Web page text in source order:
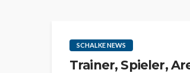
SCHALKE NEWS
Trainer, Spieler,